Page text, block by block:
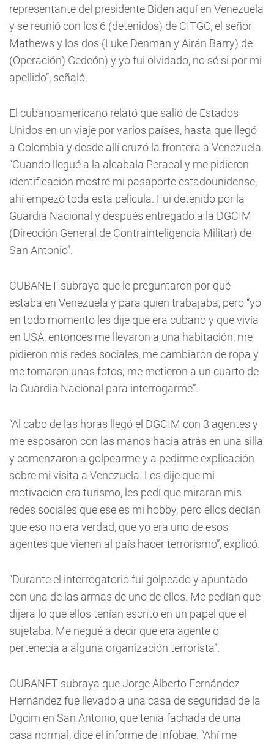
representante del presidente Biden aquí en Venezuela
y se reunió con los 6 (detenidos) de CITGO, el señor
Mathews y los dos (Luke Denman y Airán Barry) de
(Operación) Gedeón) y yo fui olvidado, no sé si por mi
apellido”, señaló.
El cubanoamericano relató que salió de Estados
Unidos en un viaje por varios países, hasta que llegó
a Colombia y desde allí cruzó la frontera a Venezuela.
“Cuando llegué a la alcabala Peracal y me pidieron
identificación mostré mi pasaporte estadounidense,
ahí empezó toda esta película. Fui detenido por la
Guardia Nacional y después entregado a la DGCIM
(Dirección General de Contrainteligencia Militar) de
San Antonio”.
CUBANET subraya que le preguntaron por qué
estaba en Venezuela y para quien trabajaba, pero “yo
en todo momento les dije que era cubano y que vivía
en USA, entonces me llevaron a una habitación, me
pidieron mis redes sociales, me cambiaron de ropa y
me tomaron unas fotos; me metieron a un cuarto de
la Guardia Nacional para interrogarme”.
“Al cabo de las horas llegó el DGCIM con 3 agentes y
me esposaron con las manos hacia atrás en una silla
y comenzaron a golpearme y a pedirme explicación
sobre mi visita a Venezuela. Les dije que mi
motivación era turismo, les pedí que miraran mis
redes sociales que ese es mi hobby, pero ellos decían
que eso no era verdad, que yo era uno de esos
agentes que vienen al país hacer terrorismo”, explicó.
“Durante el interrogatorio fui golpeado y apuntado
con una de las armas de uno de ellos. Me pedían que
dijera lo que ellos tenían escrito en un papel que el
sujetaba. Me negué a decir que era agente o
pertenecía a alguna organización terrorista”.
CUBANET subraya que Jorge Alberto Fernández
Hernández fue llevado a una casa de seguridad de la
Dgcim en San Antonio, que tenía fachada de una
casa normal, dice el informe de Infobae. “Ahí me